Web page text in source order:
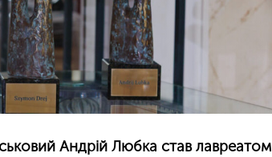
Андрій Любка став лавреатом